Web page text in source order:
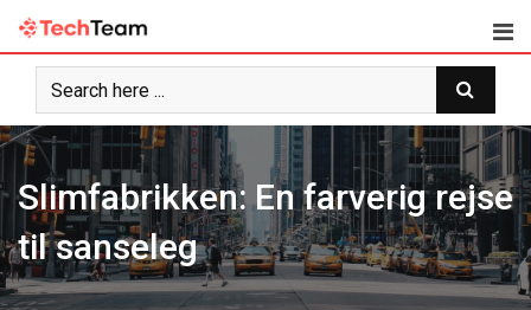
Skip
content
Slimfabrikken: En farverig rejse
til sanseleg